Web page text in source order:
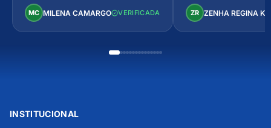
MC MILENA CAMARGO VERIFICADA
Perfeito!
ZR ZENHA REGINA
INSTITUCIONAL